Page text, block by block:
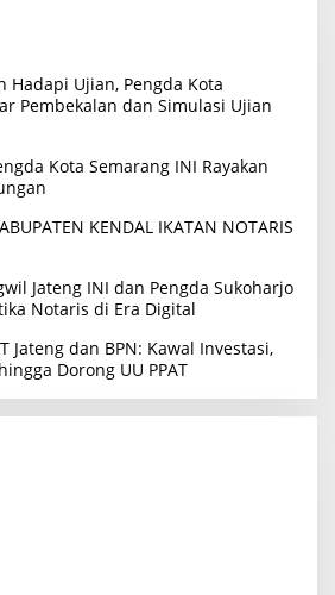
Hadapi Ujian, Pengda Kota
Pembekalan dan Simulasi Ujian
Kota Semarang INI Rayakan
KENDAL IKATAN NOTARIS
Jateng INI dan Pengda Sukoharjo
Notaris di Era Digital
Jateng dan BPN: Kawal Investasi,
Dorong UU PPAT